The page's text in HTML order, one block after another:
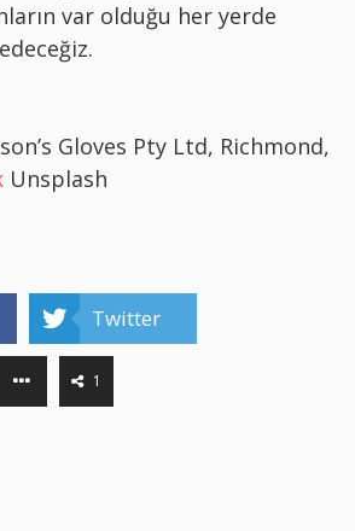
var olduğu her yerde
Gloves Pty Ltd, Richmond,
Unsplash
Twitter
1